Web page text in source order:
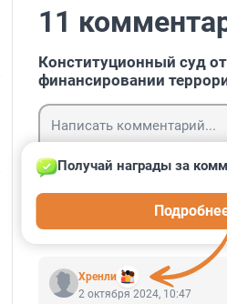
11
Конституционный суд
финансировании
Хренли
Получай награды за
2 октября 2024, 10:47